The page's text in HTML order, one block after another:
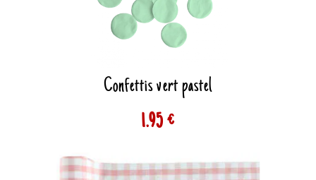
Confettis vert pastel
1.95 €